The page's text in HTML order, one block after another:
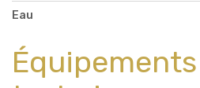
Eau
Équipements